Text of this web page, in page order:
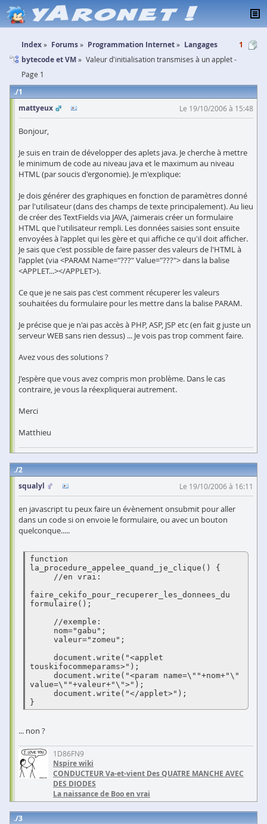
Index Forums Programmation Internet
Langages
bytecode et VM
Valeur d'initialisation transmises à un applet -
Page 1
1
1
mattyeux
Le 19/10/2006 à 15:48
Bonjour,
Je suis en train de développer des aplets java. Je cherche à mettre
le minimum de code au niveau java et le maximum au niveau
HTML (par soucis d'ergonomie). Je m'explique:
Je dois générer des graphiques en fonction de paramètres donné
par l'utilisateur (dans des champs de texte principalement). Au lieu
de créer des TextFields via JAVA, j'aimerais créer un formulaire
HTML que l'utilisateur rempli. Les données saisies sont ensuite
envoyées à l'applet qui les gère et qui affiche ce qu'il doit afficher.
Je sais que c'est possible de faire passer des valeurs de l'HTML à
l'applet (via <PARAM Name="???" Value="???"> dans la balise
<APPLET...></APPLET>).
Ce que je ne sais pas c'est comment récuperer les valeurs
souhaitées du formulaire pour les mettre dans la balise PARAM.
Je précise que je n'ai pas accès à PHP, ASP, JSP etc (en fait g juste un
serveur WEB sans rien dessus) ... Je vois pas trop comment faire.
Avez vous des solutions ?
J'espère que vous avez compris mon problème. Dans le cas
contraire, je vous la réexpliquerai autrement.
Merci
Matthieu
2
squalyl
Le 19/10/2006 à 16:11
en javascript tu peux faire un évènement onsubmit pour aller
dans un code si on envoie le formulaire, ou avec un bouton
quelconque.....
function
la_procedure_appelee_quand_je_clique() {
faire_cekifo_pour_recuperer_les_donnees_du
formulaire();
touskifocommeparams>");
value=\""+valeur+"\">");
}
... non ?
1D86FN9
Nspire wiki
CONDUCTEUR Va-et-vient Des QUATRE MANCHE AVEC
DES DIODES
La naissance de Boo en vrai
3